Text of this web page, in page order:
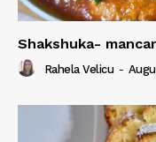
Shakshuka-
Rahela Velicu -